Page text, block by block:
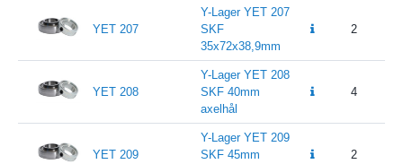
YET 207
Y-Lager YET 207
SKF
35x72x38,9mm
2
YET 208
Y-Lager YET 208
SKF 40mm
axelhål
4
YET 209
Y-Lager YET 209
SKF 45mm
2